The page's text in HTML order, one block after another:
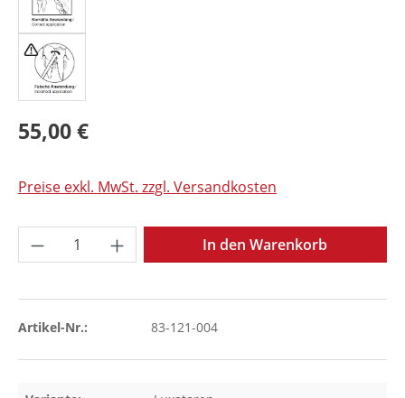
55,00 €
Preise exkl. MwSt. zzgl. Versandkosten
Produkt Anzahl: Gib den gewünschten
In den Warenkorb
Artikel-Nr.: 83-121-004